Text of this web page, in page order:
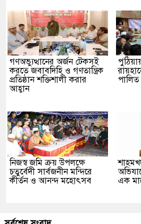
গণঅভ্যুত্থানের অর্জন টেকসই
করতে জবাবদিহি ও গণতান্ত্রিক
প্রতিষ্ঠান শক্তিশালী করার
আহ্বান
পালিত
নিজস্ব জমি ক্রয় উপলক্ষে
চতুর্বেদী সার্বজনীন মন্দিরে
কীর্তন ও আনন্দ মহোৎসব
এক